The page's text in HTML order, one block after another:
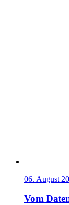
06. August
Vom